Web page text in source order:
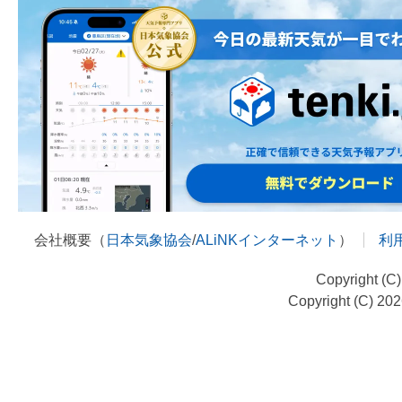
会社概要（ 日本気象協会/ALiNKインターネット ） 利
Copyright
Copyright (C)